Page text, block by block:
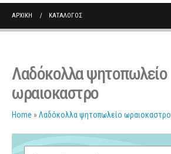
ΑΡΧΙΚΉ ΚΑΤΆΛΟΓΟΣ
Λαδόκολλα ψητοπωλείο
ωραιοκαστρο
Home »Λαδόκολλα ψητοπωλείο ωραιοκαστρο